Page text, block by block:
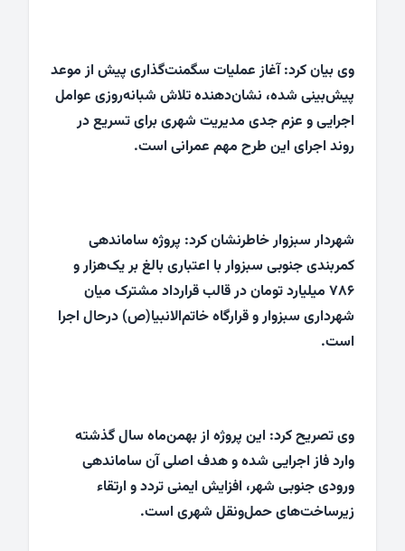
وی بیان کرد: آغاز عملیات سگمنت‌گذاری پیش از موعد
پیش‌بینی شده، نشان‌دهنده تلاش شبانه‌روزی عوامل
اجرایی و عزم جدی مدیریت شهری برای تسریع در
روند اجرای این طرح مهم عمرانی است.
شهردار سبزوار خاطرنشان کرد: پروژه ساماندهی
کمربندی جنوبی سبزوار با اعتباری بالغ بر یک‌هزار و
۷۸۶ میلیارد تومان در قالب قرارداد مشترک میان
شهرداری سبزوار و قرارگاه خاتم‌الانبیا(ص) درحال اجرا
است.
وی تصریح کرد: این پروژه از بهمن‌ماه سال گذشته
وارد فاز اجرایی شده و هدف اصلی آن ساماندهی
ورودی جنوبی شهر، افزایش ایمنی تردد و ارتقاء
زیرساخت‌های حمل‌ونقل شهری است.